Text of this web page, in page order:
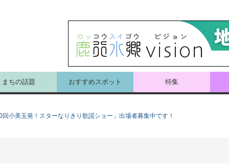
まちの話題 おすすめスポット 特集
小美玉発！スターなりきり歌謡ショー」出場者募集中です！